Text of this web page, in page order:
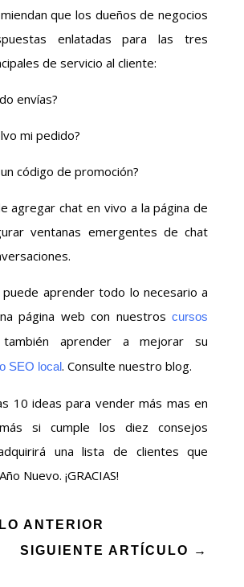
que los dueños de negocios
enlatadas para las tres
de servicio al cliente:
envías?
mi pedido?
código de promoción?
agregar chat en vivo a la página de
ventanas emergentes de chat
puede aprender todo lo necesario a
página web con nuestroscursos
aprender a mejorar su
SEO local. Consulte nuestro blog.
10 ideas para vender más mas en
si cumple los diez consejos
una lista de clientes que
Nuevo. ¡GRACIAS!
ANTERIOR
SIGUIENTE ARTÍCULO
→